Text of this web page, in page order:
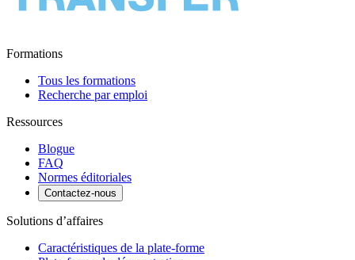
Formations
Tous les formations
Recherche par emploi
Ressources
Blogue
FAQ
Normes éditoriales
Contactez-nous
Solutions d’affaires
Caractéristiques de la plate-forme